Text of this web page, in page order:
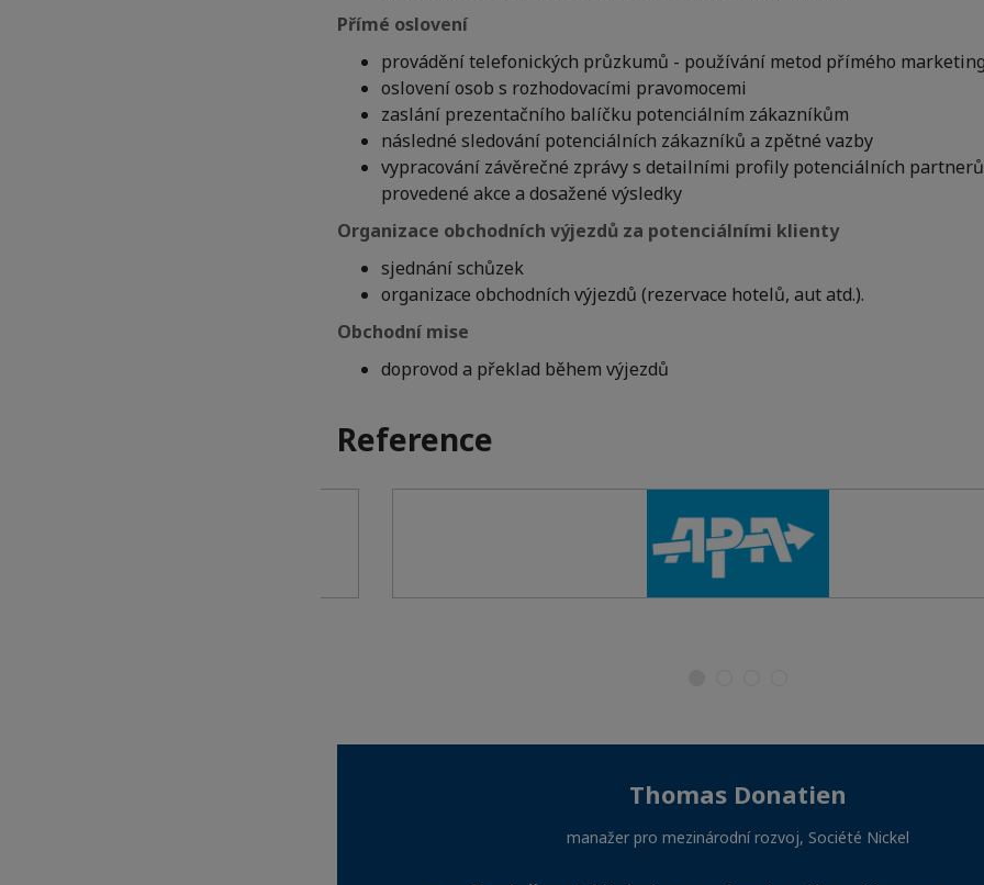
Přímé oslovení
provádění telefonických průzkumů - používání metod přímého
oslovení osob s rozhodovacími pravomocemi
zaslání prezentačního balíčku potenciálním zákazníkům
následné sledování potenciálních zákazníků a zpětné vazby
vypracování závěrečné zprávy s detailními profily potenciálních
provedené akce a dosažené výsledky
Organizace obchodních výjezdů za potenciálními klienty
sjednání schůzek
organizace obchodních výjezdů (rezervace hotelů, aut atd.).
Obchodní mise
doprovod a překlad během výjezdů
Reference
Thomas Donatien
manažer pro mezinárodní rozvoj, Société Nickel